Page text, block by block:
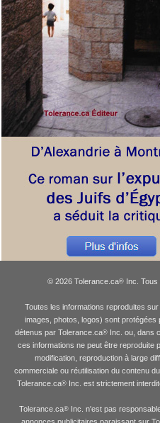
© 2026 Tolerance.ca®Inc. Tous
Toutes les informations reproduites sur
images, photos, logos) sont protégées
détenus par Tolerance.ca® Inc. ou, dans
ces informations ne peut être reproduite
modification, reproduction à large
commerciale ou réutilisation du contenu
Tolerance.ca® Inc. est strictement
Tolerance.ca® Inc. n'est pas